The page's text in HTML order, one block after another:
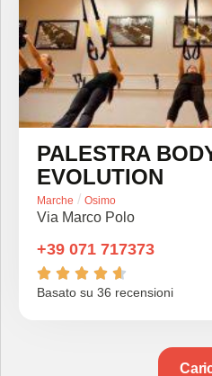
PALESTRA
EVOLUTION
Marche / Osimo
Via Marco Polo
+39 071 717373
    
Basato su 36 recensioni